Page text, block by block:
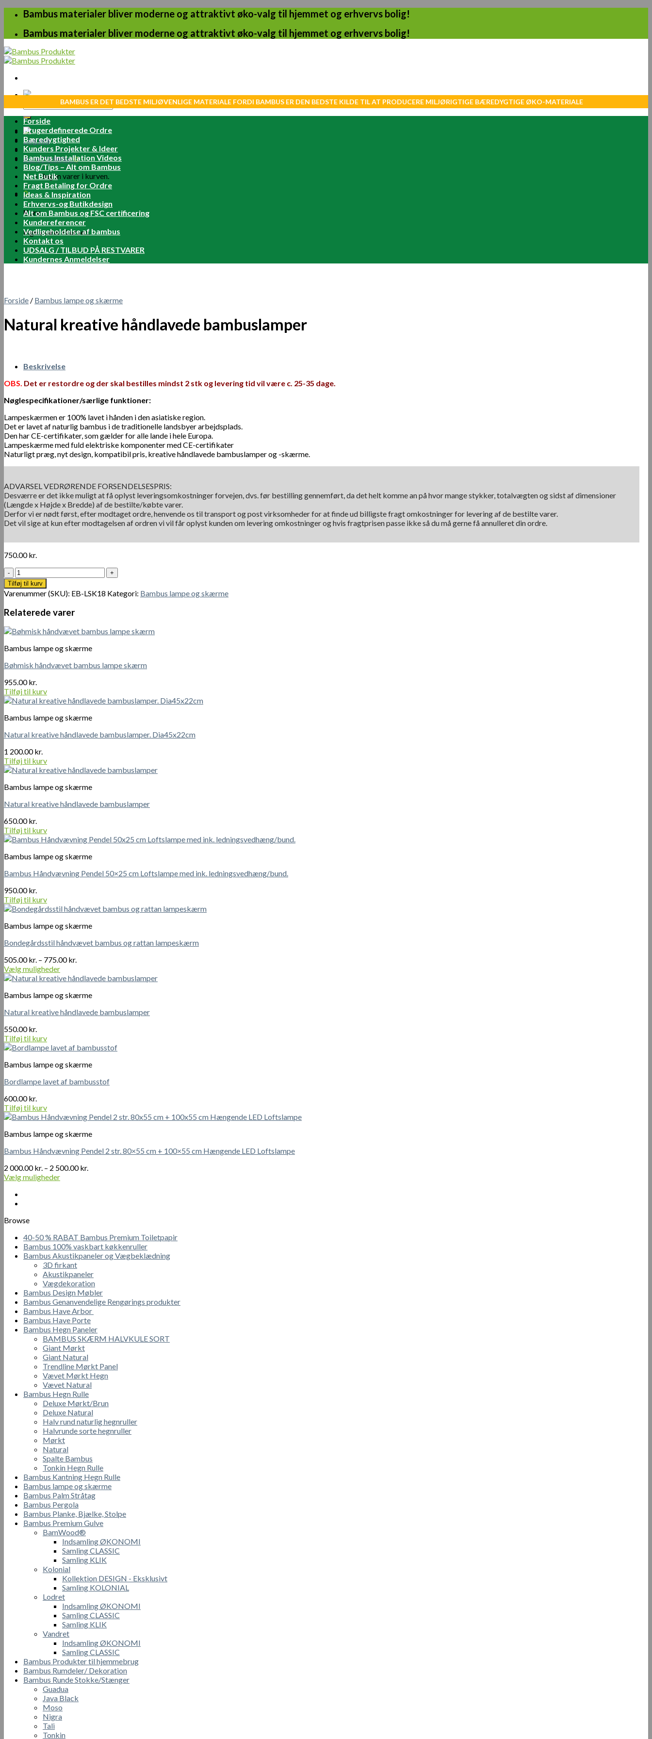
Skip
content
Bambus materialer bliver moderne og attraktivt øko-valg til hjemmet og erhvervs bolig!
Bambus materialer bliver moderne og attraktivt øko-valg til hjemmet og erhvervs bolig!
efter:
Log ind
Kurv /0.00kr.0
Ingen varer i kurven.
0
Kurv
Ingen varer i kurven.
BAMBUS ER DET BEDSTE MILJØVENLIGE MATERIALE FORDI BAMBUS ER DEN BEDSTE KILDE TIL AT PRODUCERE MILJØRIGTIGE BÆREDYGTIGE ØKO-MATERIALE
Forside
Brugerdefinerede Ordre
Bæredygtighed
Kunders Projekter & Ideer
Bambus Installation Videos
Blog/Tips – Alt om Bambus
Net Butik
Fragt Betaling for Ordre
Ideas & Inspiration
Erhvervs-og Butikdesign
Alt om Bambus og FSC certificering
Kundereferencer
Vedligeholdelse af bambus
Kontakt os
UDSALG / TILBUD PÅ RESTVARER
Kundernes Anmeldelser
Forside / Bambus lampe og skærme
Natural kreative håndlavede bambuslamper
Beskrivelse
OBS. Det er restordre og der skal bestilles mindst 2 stk og levering tid vil være c. 25-35 dage.
Nøglespecifikationer/særlige funktioner:
Lampeskærmen er 100% lavet i hånden i den asiatiske region.
Det er lavet af naturlig bambus i de traditionelle landsbyer arbejdsplads.
Den har CE-certifikater, som gælder for alle lande i hele Europa.
Lampeskærme med fuld elektriske komponenter med CE-certifikater
Naturligt præg, nyt design, kompatibil pris, kreative håndlavede bambuslamper og -skærme.
ADVARSEL VEDRØRENDE FORSENDELSESPRIS:
Desværre er det ikke muligt at få oplyst leveringsomkostninger forvejen, dvs. før bestilling gennemført, da det helt komme an på hvor mange stykker, totalvægten og sidst af dimensioner
(Længde x Højde x Bredde) af de bestilte/købte varer.
Derfor vi er nødt først, efter modtaget ordre, henvende os til transport og post virksomheder for at finde ud billigste fragt omkostninger for levering af de bestilte varer.
Det vil sige at kun efter modtagelsen af ordren vi vil får oplyst kunden om levering omkostninger og hvis fragtprisen passe ikke så du må gerne få annulleret din ordre.
750.00kr.
Natural
kreative
håndlavede
bambuslamper
antal
Tilføj til kurv
Varenummer (SKU): EB-LSK18 Kategori: Bambus lampe og skærme
Relaterede varer
Bambus lampe og skærme
Bøhmisk håndvævet bambus lampe skærm
955.00kr.
Tilføj til kurv
Bambus lampe og skærme
Natural kreative håndlavede bambuslamper. Dia45x22cm
1 200.00kr.
Tilføj til kurv
Bambus lampe og skærme
Natural kreative håndlavede bambuslamper
650.00kr.
Tilføj til kurv
Bambus lampe og skærme
Bambus Håndvævning Pendel 50×25 cm Loftslampe med ink. ledningsvedhæng/bund.
950.00kr.
Tilføj til kurv
Bambus lampe og skærme
Bondegårdsstil håndvævet bambus og rattan lampeskærm
505.00kr. – 775.00kr.
til
Vælg muligheder
Dette
har
varianter.
kan
vælges
på
varesiden
Bambus lampe og skærme
Natural kreative håndlavede bambuslamper
550.00kr.
Tilføj til kurv
Bambus lampe og skærme
Bordlampe lavet af bambusstof
600.00kr.
Tilføj til kurv
Bambus lampe og skærme
Bambus Håndvævning Pendel 2 str. 80×55 cm + 100×55 cm Hængende LED Loftslampe
2 000.00kr. – 2 500.00kr.
Vælg muligheder
vare
varianter.
kan
vælges
varesiden
Browse
40-50 % RABAT Bambus Premium Toiletpapir
Bambus 100% vaskbart køkkenruller
Bambus Akustikpaneler og Vægbeklædning
3D firkant
Akustikpaneler
Vægdekoration
Bambus Design Møbler
Bambus Genanvendelige Rengørings produkter
Bambus Have Arbor
Bambus Have Porte
Bambus Hegn Paneler
BAMBUS SKÆRM HALVKULE SORT
Giant Mørkt
Giant Natural
Trendline Mørkt Panel
Vævet Mørkt Hegn
Vævet Natural
Bambus Hegn Rulle
Deluxe Mørkt/Brun
Deluxe Natural
Halv rund naturlig hegnruller
Halvrunde sorte hegnruller
Mørkt
Natural
Spalte Bambus
Tonkin Hegn Rulle
Bambus Kantning Hegn Rulle
Bambus lampe og skærme
Bambus Palm Stråtag
Bambus Pergola
Bambus Planke, Bjælke, Stolpe
Bambus Premium Gulve
BamWood®
Indsamling ØKONOMI
Samling CLASSIC
Samling KLIK
Kolonial
Kollektion DESIGN - Eksklusivt
Samling KOLONIAL
Lodret
Indsamling ØKONOMI
Samling CLASSIC
Samling KLIK
Vandret
Indsamling ØKONOMI
Samling CLASSIC
Bambus Produkter til hjemmebrug
Bambus Rumdeler/ Dekoration
Bambus Runde Stokke/Stænger
Guadua
Java Black
Moso
Nigra
Tali
Tonkin